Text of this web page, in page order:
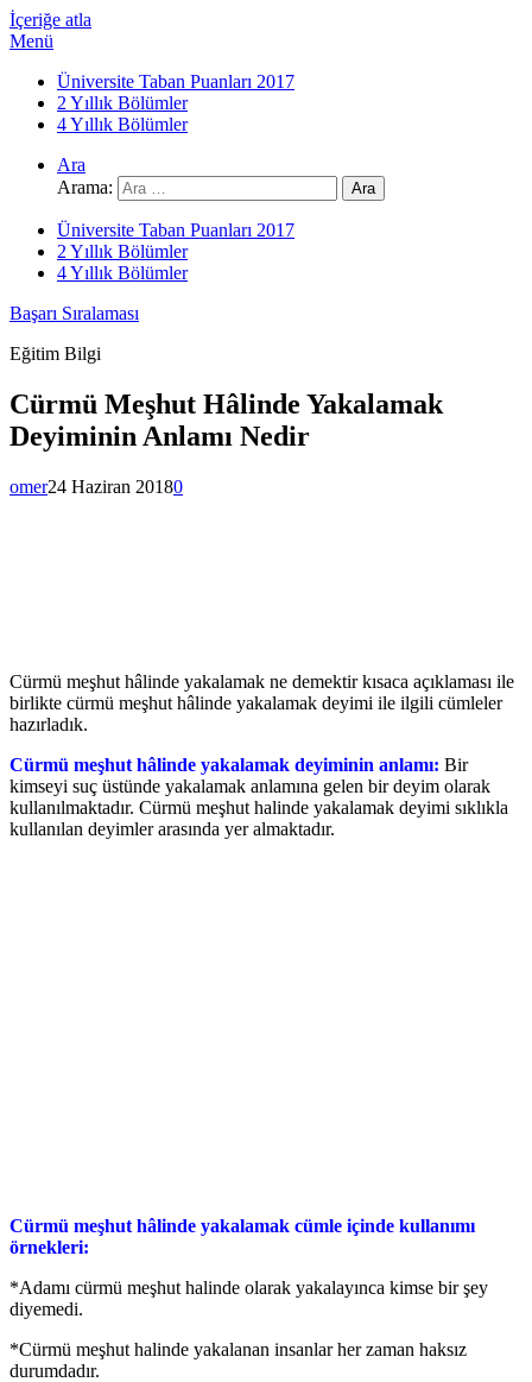
İçeriğe atla
Menü
Üniversite Taban Puanları 2017
2 Yıllık Bölümler
4 Yıllık Bölümler
Ara
Arama:
Üniversite Taban Puanları 2017
2 Yıllık Bölümler
4 Yıllık Bölümler
Başarı Sıralaması
Eğitim Bilgi
Cürmü Meşhut Hâlinde Yakalamak
Deyiminin Anlamı Nedir
omer24 Haziran 20180
Cürmü meşhut hâlinde yakalamak ne demektir kısaca açıklaması ile
birlikte cürmü meşhut hâlinde yakalamak deyimi ile ilgili cümleler
hazırladık.
Cürmü meşhut hâlinde yakalamak deyiminin anlamı: Bir
kimseyi suç üstünde yakalamak anlamına gelen bir deyim olarak
kullanılmaktadır. Cürmü meşhut halinde yakalamak deyimi sıklıkla
kullanılan deyimler arasında yer almaktadır.
Cürmü meşhut hâlinde yakalamak cümle içinde kullanımı
örnekleri:
*Adamı cürmü meşhut halinde olarak yakalayınca kimse bir şey
diyemedi.
*Cürmü meşhut halinde yakalanan insanlar her zaman haksız
durumdadır.